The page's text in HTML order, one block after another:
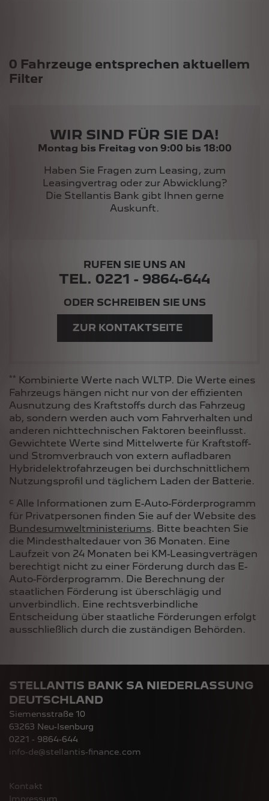
Suchergebnisse
0 Fahrzeuge entsprechen aktuellem
Filter
WIR SIND FÜR SIE DA!
Montag bis Freitag von 9:00 bis 18:00
Haben Sie Fragen zum Leasing, zum
Leasingvertrag oder zur Abwicklung?
Die Stellantis Bank gibt Ihnen gerne
Auskunft.
RUFEN SIE UNS AN
TEL. 0221 - 9864-644
ODER SCHREIBEN SIE UNS
ZUR KONTAKTSEITE
** Kombinierte Werte nach WLTP. Die Werte eines
Fahrzeugs hängen nicht nur von der effizienten
Ausnutzung des Kraftstoffs durch das Fahrzeug
ab, sondern werden auch vom Fahrverhalten und
anderen nichttechnischen Faktoren beeinflusst.
Gewichtete Werte sind Mittelwerte für Kraftstoff-
und Stromverbrauch von extern aufladbaren
Hybridelektrofahrzeugen bei durchschnittlichem
Nutzungsprofil und täglichem Laden der Batterie.
c Alle Informationen zum E-Auto-Förderprogramm
für Privatpersonen finden Sie auf der Website des
Bundesumweltministeriums. Bitte beachten Sie
die Mindesthaltedauer von 36 Monaten. Eine
Laufzeit von 24 Monaten bei KM-Leasingverträgen
berechtigt nicht zu einer Förderung durch das E-
Auto-Förderprogramm. Die Berechnung der
staatlichen Förderung ist überschlägig und
unverbindlich. Eine rechtsverbindliche
Entscheidung über staatliche Förderungen erfolgt
ausschließlich durch die zuständigen Behörden.
STELLANTIS BANK SA NIEDERLASSUNG
DEUTSCHLAND
Siemensstraße 10
63263 Neu-Isenburg
0221 - 9864-644
info-de@stellantis-finance.com
Kontakt
Impressum